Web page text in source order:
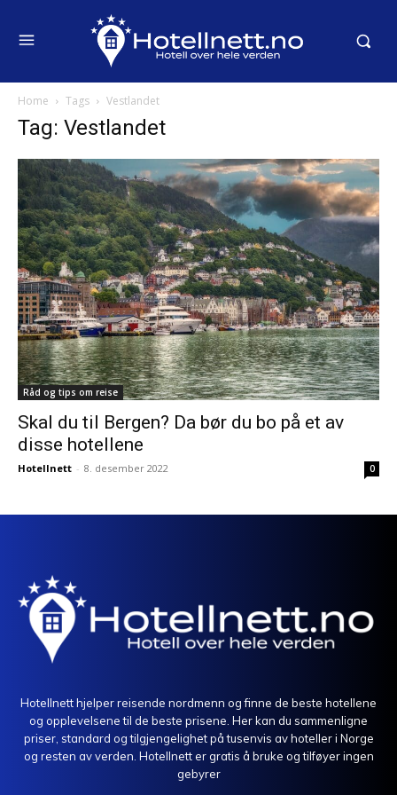
Home Tags Vestlandet
Tag: Vestlandet
Råd og tips om reise
Skal du til Bergen? Da bør du bo på et av
disse hotellene
Hotellnett - 8. desember 2022 0
Hotellnett hjelper reisende nordmenn og finne de beste hotellene
og opplevelsene til de beste prisene. Her kan du sammenligne
priser, standard og tilgjengelighet på tusenvis av hoteller i Norge
og resten av verden. Hotellnett er gratis å bruke og tilføyer ingen
gebyrer